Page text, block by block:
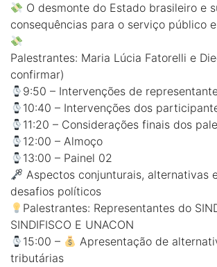
O desmonte do Estado brasileiro e
consequências para o serviço público
Palestrantes: Maria Lúcia Fatorelli e
confirmar)
9:50 – Intervenções de
10:40 – Intervenções dos
11:20 – Considerações finais dos
12:00 – Almoço
13:00 – Painel 02
Aspectos conjunturais, alternativas
desafios políticos
Palestrantes: Representantes do
SINDIFISCO E UNACON
15:00 –
Apresentação de
tributárias